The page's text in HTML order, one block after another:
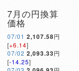
7月の円換算
価格
07/01 2,107.58円
[+6.14]
07/02 2,093.33円
[-14.25]